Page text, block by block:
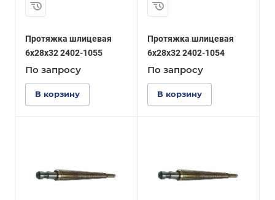
Протяжка шлицевая
6x28x32 2402-1055
По запросу
В корзину
Протяжка шлицевая
6x28x32 2402-1054
По запросу
В корзину